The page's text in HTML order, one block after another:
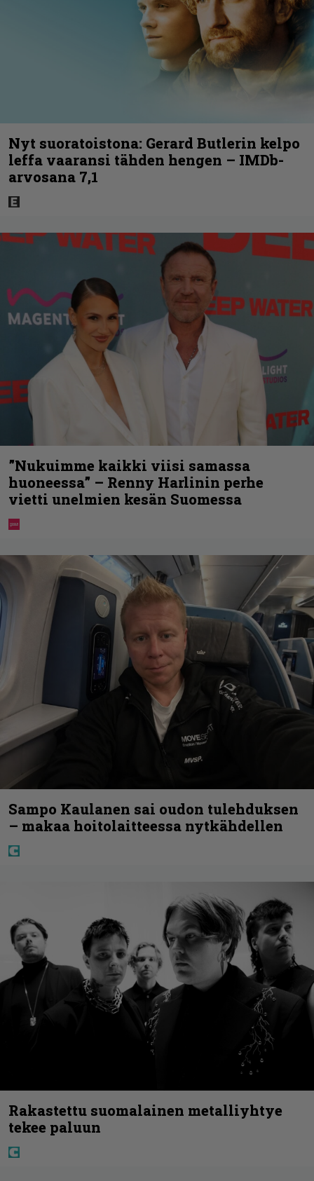
Nyt suoratoistona: Gerard Butlerin kelpo
leffa vaaransi tähden hengen – IMDb-
arvosana 7,1
”Nukuimme kaikki viisi samassa
huoneessa” – Renny Harlinin perhe
vietti unelmien kesän Suomessa
Sampo Kaulanen sai oudon tulehduksen
– makaa hoitolaitteessa nytkähdellen
Rakastettu suomalainen metalliyhtye
tekee paluun